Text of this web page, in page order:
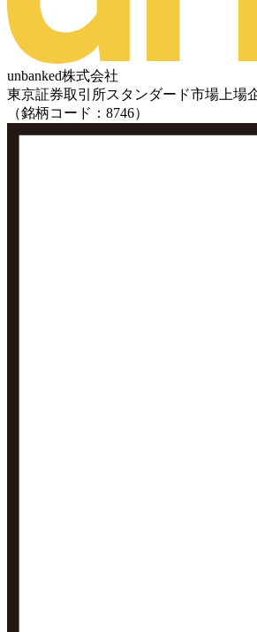
unbanked株式会社
東京証券取引所スタンダード市場上場
（銘柄コード：8746）